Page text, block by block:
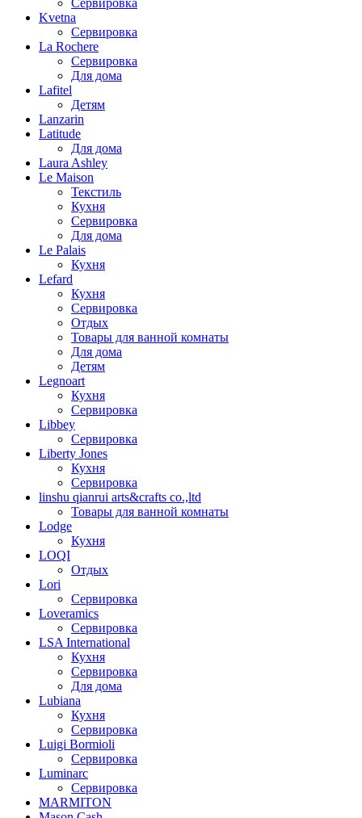
Сервировка
Kvetna
Сервировка
La Rochere
Сервировка
Для дома
Lafitel
Детям
Lanzarin
Latitude
Для дома
Laura Ashley
Le Maison
Текстиль
Кухня
Сервировка
Для дома
Le Palais
Кухня
Lefard
Кухня
Сервировка
Отдых
Товары для ванной комнаты
Для дома
Детям
Legnoart
Кухня
Сервировка
Libbey
Сервировка
Liberty Jones
Кухня
Сервировка
linshu qianrui arts&crafts co.,ltd
Товары для ванной комнаты
Lodge
Кухня
LOQI
Отдых
Lori
Сервировка
Loveramics
Сервировка
LSA International
Кухня
Сервировка
Для дома
Lubiana
Кухня
Сервировка
Luigi Bormioli
Сервировка
Luminarc
Сервировка
MARMITON